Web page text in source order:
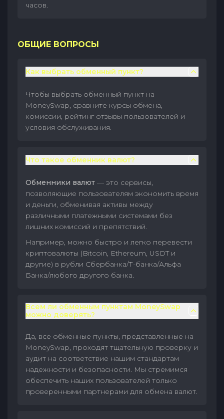
часов.
ОБЩИЕ ВОПРОСЫ
Как выбрать обменный пункт?
Чтобы выбрать обменный пункт на
MoneySwap, сравните курсы обмена,
комиссии, рейтинг отзывы пользователей и
условия обслуживания.
Что такое обменник валют?
Обменники валют — это сервисы,
позволяющие пользователям экономить время
и деньги, обменивая активы между
различными платежными системами без
лишних комиссий и препятствий.
Например, можно быстро и легко перевести
криптовалюты (Bitcoin, Ethereum, USDT и
другие) в рубли Сбербанка/Т-банка/Альфа
Банка/любого другого банка.
Всем ли обменным пунктам MoneySwap
можно доверять?
Да, все обменные пункты, представленные на
MoneySwap, проходят тщательную проверку и
аудит на соответствие нашим стандартам
надежности и безопасности. Мы стремимся
обеспечить наших пользователей только
проверенными партнерами для обмена валют.